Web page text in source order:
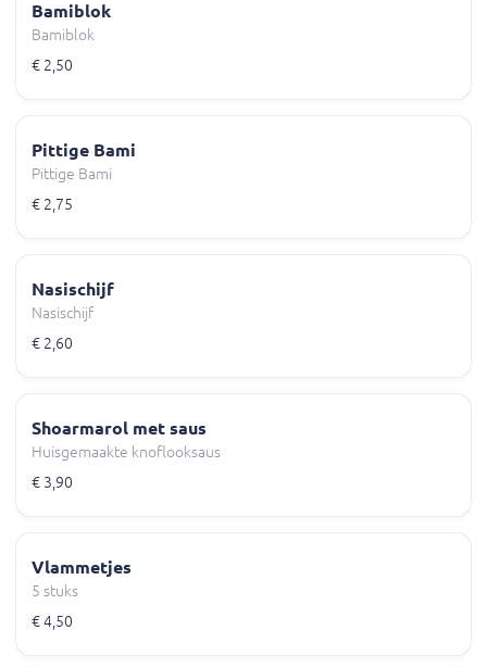
Bamiblok
Bamiblok
€ 2,50
Pittige Bami
Pittige Bami
€ 2,75
Nasischijf
Nasischijf
€ 2,60
Shoarmarol met saus
Huisgemaakte knoflooksaus
€ 3,90
Vlammetjes
5 stuks
€ 4,50